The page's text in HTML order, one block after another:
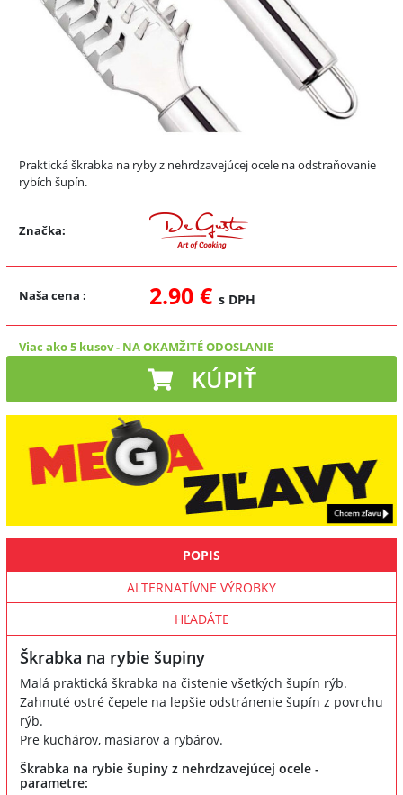
Praktická škrabka na ryby z nehrdzavejúcej ocele na odstraňovanie
rybích šupín.
Značka:
Naša cena : 2.90 € s DPH
Viac ako 5 kusov- NA OKAMŽITÉ ODOSLANIE
KÚPIŤ
POPIS
ALTERNATÍVNE VÝROBKY
HĽADÁTE
Škrabka na rybie šupiny
Malá praktická škrabka na čistenie všetkých šupín rýb.
Zahnuté ostré čepele na lepšie odstránenie šupín z povrchu
rýb.
Pre kuchárov, mäsiarov a rybárov.
Škrabka na rybie šupiny z nehrdzavejúcej ocele -
parametre: